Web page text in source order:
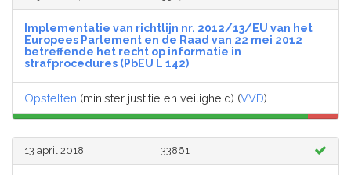
Implementatie van richtlijn nr. 2012/13/EU van het
Europees Parlement en de Raad van 22 mei 2012
betreffende het recht op informatie in
strafprocedures (PbEU L 142)
Opstelten (minister justitie en veiligheid) (VVD)
13 april 2018 33861